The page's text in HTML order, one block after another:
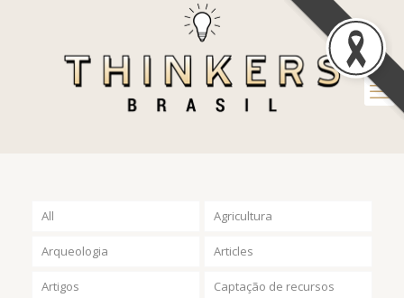
All Agricultura
Arqueologia Articles
Artigos Captação de recursos